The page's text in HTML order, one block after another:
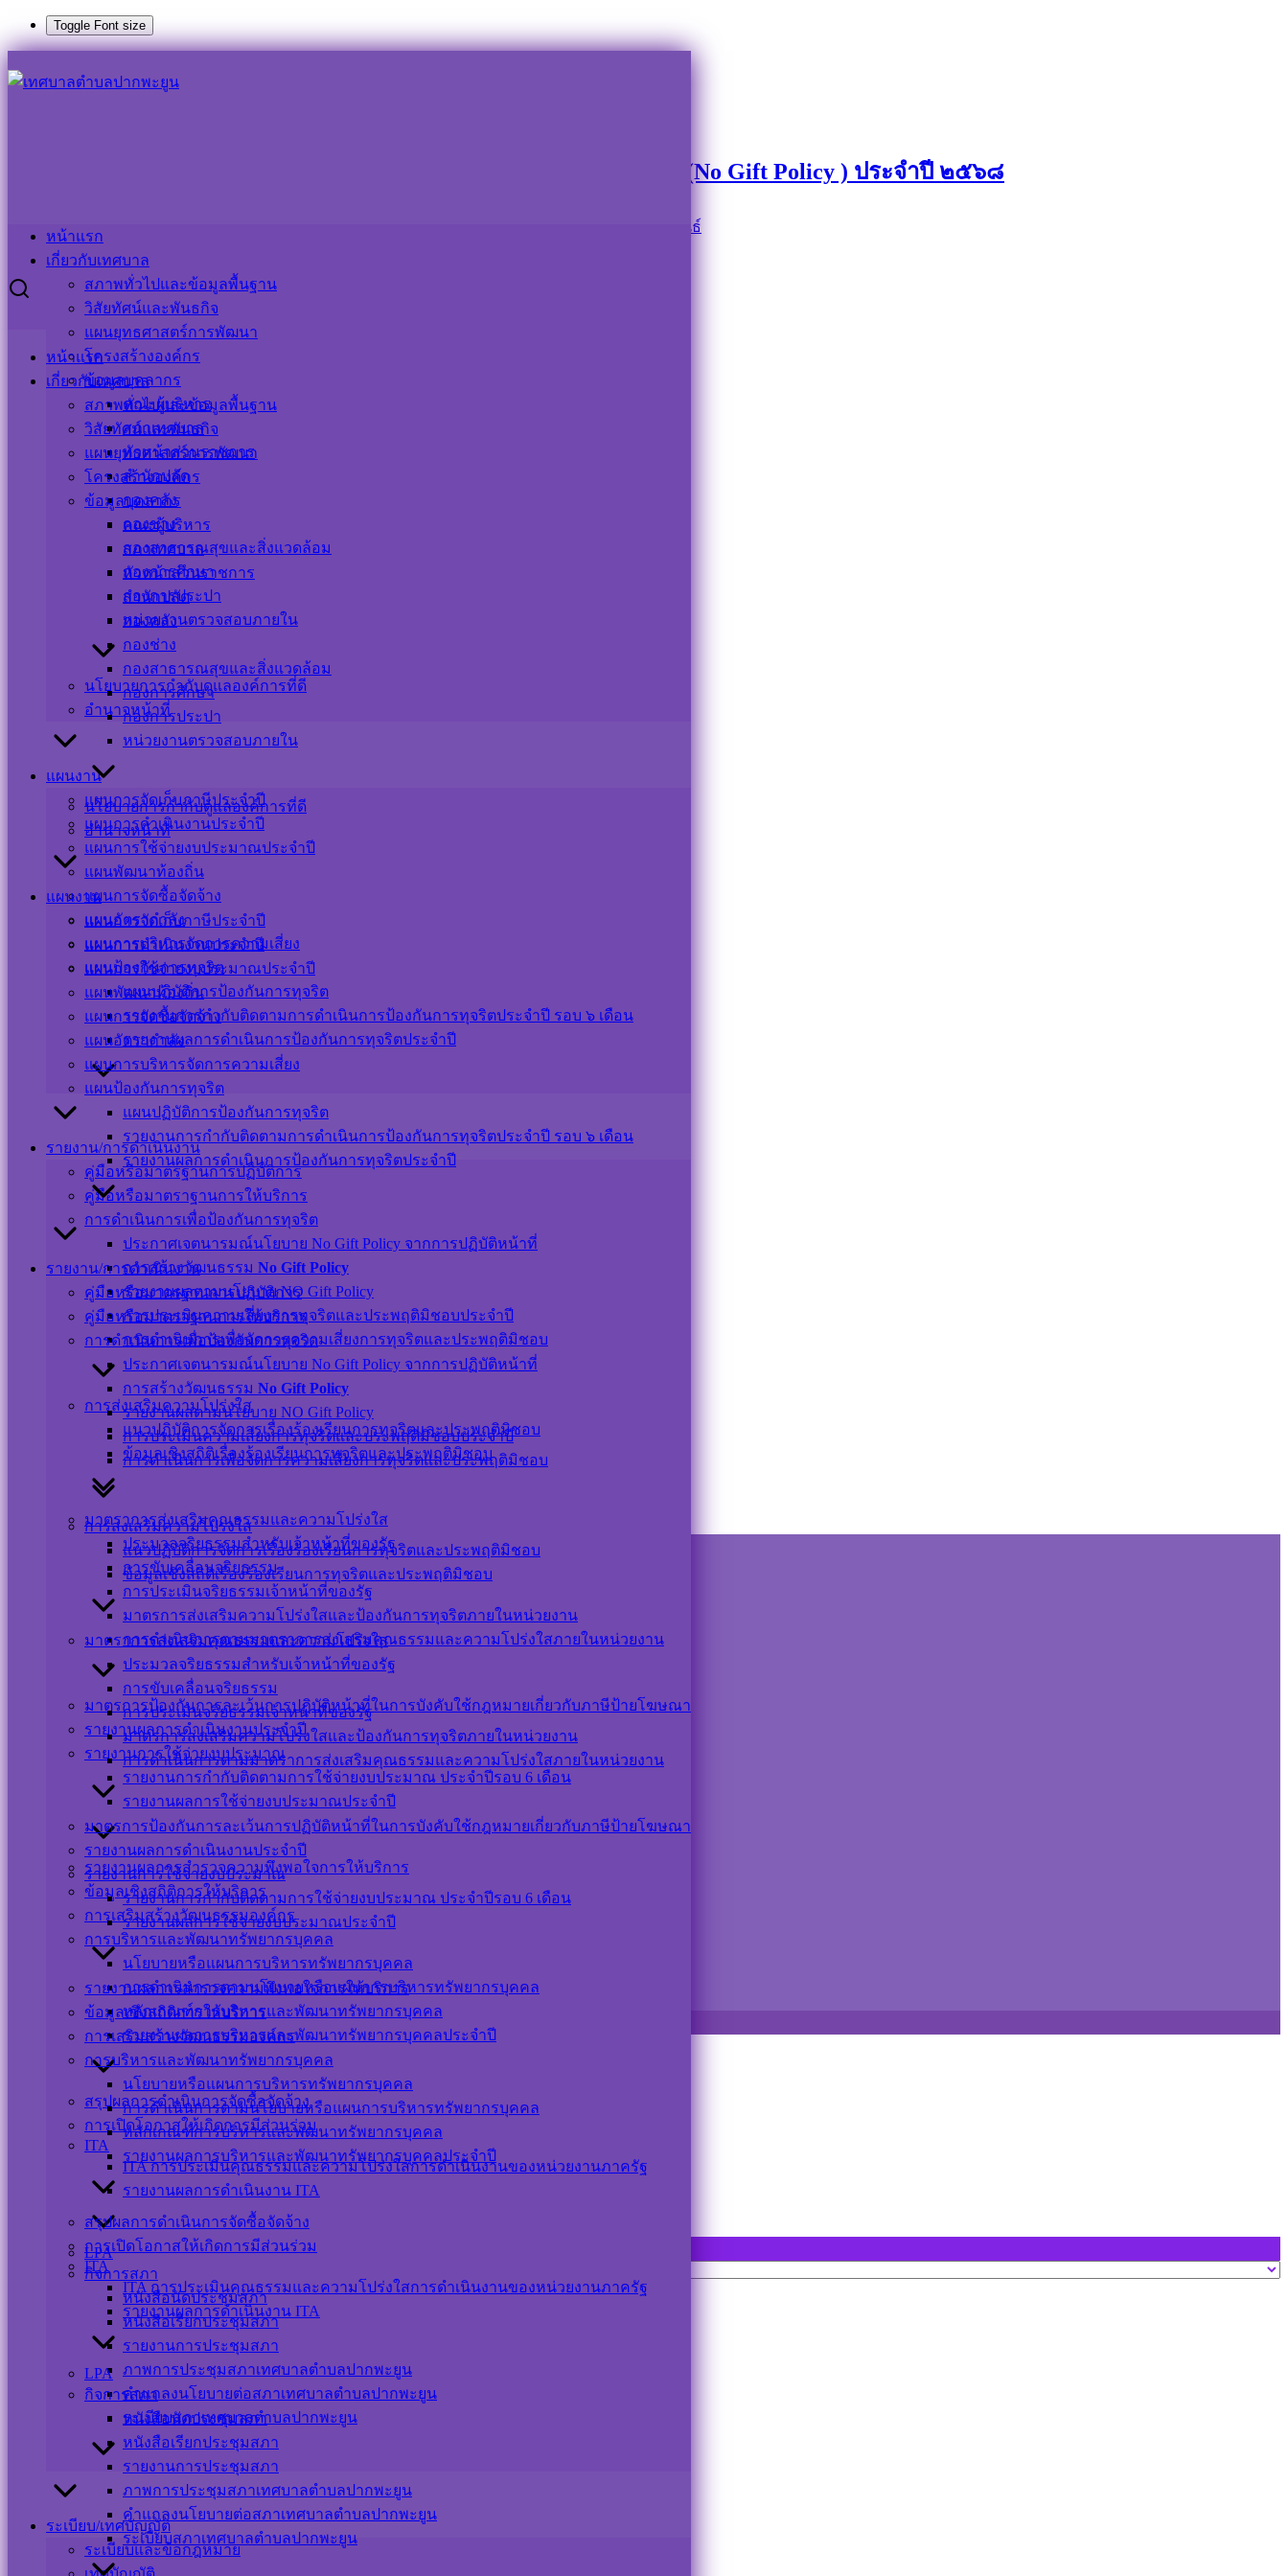
Toggle Font size
Skip
to
หน้าแรก
เกี่ยวกับเทศบาล
สภาพทั่วไปและข้อมูลพื้นฐาน
วิสัยทัศน์และพันธกิจ
แผนยุทธศาสตร์การพัฒนา
โครงสร้างองค์กร
ข้อมูลบุคลากร
คณะผู้บริหาร
สภาเทศบาล
หัวหน้าส่วนราชการ
สำนักปลัด
กองคลัง
กองช่าง
กองสาธารณสุขและสิ่งแวดล้อม
กองการศึกษา
กองการประปา
หน่วยงานตรวจสอบภายใน
นโยบายการกำกับดูแลองค์การที่ดี
อำนาจหน้าที่
แผนงาน
แผนการจัดเก็บภาษีประจำปี
แผนการดำเนินงานประจำปี
แผนการใช้จ่ายงบประมาณประจำปี
แผนพัฒนาท้องถิ่น
แผนการจัดซื้อจัดจ้าง
แผนอัตรากำลัง
แผนการบริหารจัดการความเสี่ยง
แผนป้องกันการทุจริต
แผนปฏิบัติการป้องกันการทุจริต
รายงานการกำกับติดตามการดำเนินการป้องกันการทุจริตประจำปี รอบ ๖ เดือน
รายงานผลการดำเนินการป้องกันการทุจริตประจำปี
รายงาน/การดำเนินงาน
คู่มือหรือมาตรฐานการปฏิบัติการ
คู่มือหรือมาตราฐานการให้บริการ
การดำเนินการเพื่อป้องกันการทุจริต
ประกาศเจตนารมณ์นโยบาย No Gift Policy จากการปฏิบัติหน้าที่
การสร้างวัฒนธรรม No Gift Policy
รายงานผลตามนโยบาย NO Gift Policy
การประเมินความเสี่ยงการทุจริตและประพฤติมิชอบประจำปี
การดำเนินการเพื่อจัดการความเสี่ยงการทุจริตและประพฤติมิชอบ
การส่งเสริมความโปร่งใส
แนวปฏิบัติการจัดการเรื่องร้องเรียนการทุจริตและประพฤติมิชอบ
ข้อมูลเชิงสถิติเรื่องร้องเรียนการทุจริตและประพฤติมิชอบ
มาตราการส่งเสริมคุณธรรมและความโปร่งใส
ประมวลจริยธรรมสำหรับเจ้าหน้าที่ของรัฐ
การขับเคลื่อนจริยธรรม
การประเมินจริยธรรมเจ้าหน้าที่ของรัฐ
มาตรการส่งเสริมความโปร่งใสและป้องกันการทุจริตภายในหน่วยงาน
การดำเนินการตามมาตราการส่งเสริมคุณธรรมและความโปร่งใสภายในหน่วยงาน
มาตรการป้องกันการละเว้นการปฏิบัติหน้าที่ในการบังคับใช้กฎหมายเกี่ยวกับภาษีป้ายโฆษณา
รายงานผลการดำเนินงานประจำปี
รายงานการใช้จ่ายงบประมาณ
รายงานการกำกับติดตามการใช้จ่ายงบประมาณ ประจำปีรอบ 6 เดือน
รายงานผลการใช้จ่ายงบประมาณประจำปี
รายงานผลการสำรวจความพึงพอใจการให้บริการ
ข้อมูลเชิงสถิติการให้บริการ
การเสริมสร้างวัฒนธรรมองค์กร
การบริหารและพัฒนาทรัพยากรบุคคล
นโยบายหรือแผนการบริหารทรัพยากรบุคคล
การดำเนินการตามนโยบายหรือแผนการบริหารทรัพยากรบุคคล
หลักเกณฑ์การบริหารและพัฒนาทรัพยากรบุคคล
รายงานผลการบริหารและพัฒนาทรัพยากรบุคคลประจำปี
สรุปผลการดำเนินการจัดซื้อจัดจ้าง
การเปิดโอกาสให้เกิดการมีส่วนร่วม
ITA
ITA การประเมินคุณธรรมและความโปร่งใสการดำเนินงานของหน่วยงานภาครัฐ
รายงานผลการดำเนินงาน ITA
LPA
กิจการสภา
หนังสือนัดประชุมสภา
หนังสือเรียกประชุมสภา
รายงานการประชุมสภา
ภาพการประชุมสภาเทศบาลตำบลปากพะยูน
คำแถลงนโยบายต่อสภาเทศบาลตำบลปากพะยูน
ระเบียบสภาเทศบาลตำบลปากพะยูน
ระเบียบ/เทศบัญญัติ
ระเบียบและข้อกฎหมาย
หน้าแรก
เกี่ยวกับเทศบาล
สภาพทั่วไปและข้อมูลพื้นฐาน
วิสัยทัศน์และพันธกิจ
แผนยุทธศาสตร์การพัฒนา
โครงสร้างองค์กร
ข้อมูลบุคลากร
คณะผู้บริหาร
สภาเทศบาล
หัวหน้าส่วนราชการ
สำนักปลัด
กองคลัง
กองช่าง
กองสาธารณสุขและสิ่งแวดล้อม
กองการศึกษา
กองการประปา
หน่วยงานตรวจสอบภายใน
นโยบายการกำกับดูแลองค์การที่ดี
อำนาจหน้าที่
แผนงาน
แผนการจัดเก็บภาษีประจำปี
แผนการดำเนินงานประจำปี
แผนการใช้จ่ายงบประมาณประจำปี
แผนพัฒนาท้องถิ่น
แผนการจัดซื้อจัดจ้าง
แผนอัตรากำลัง
แผนการบริหารจัดการความเสี่ยง
แผนป้องกันการทุจริต
แผนปฏิบัติการป้องกันการทุจริต
รายงานการกำกับติดตามการดำเนินการป้องกันการทุจริตประจำปี รอบ ๖ เดือน
รายงานผลการดำเนินการป้องกันการทุจริตประจำปี
รายงาน/การดำเนินงาน
คู่มือหรือมาตรฐานการปฏิบัติการ
คู่มือหรือมาตราฐานการให้บริการ
การดำเนินการเพื่อป้องกันการทุจริต
ประกาศเจตนารมณ์นโยบาย No Gift Policy จากการปฏิบัติหน้าที่
การสร้างวัฒนธรรม No Gift Policy
รายงานผลตามนโยบาย NO Gift Policy
การประเมินความเสี่ยงการทุจริตและประพฤติมิชอบประจำปี
การดำเนินการเพื่อจัดการความเสี่ยงการทุจริตและประพฤติมิชอบ
การส่งเสริมความโปร่งใส
แนวปฏิบัติการจัดการเรื่องร้องเรียนการทุจริตและประพฤติมิชอบ
ข้อมูลเชิงสถิติเรื่องร้องเรียนการทุจริตและประพฤติมิชอบ
มาตราการส่งเสริมคุณธรรมและความโปร่งใส
ประมวลจริยธรรมสำหรับเจ้าหน้าที่ของรัฐ
การขับเคลื่อนจริยธรรม
การประเมินจริยธรรมเจ้าหน้าที่ของรัฐ
มาตรการส่งเสริมความโปร่งใสและป้องกันการทุจริตภายในหน่วยงาน
การดำเนินการตามมาตราการส่งเสริมคุณธรรมและความโปร่งใสภายในหน่วยงาน
มาตรการป้องกันการละเว้นการปฏิบัติหน้าที่ในการบังคับใช้กฎหมายเกี่ยวกับภาษีป้ายโฆษณา
รายงานผลการดำเนินงานประจำปี
รายงานการใช้จ่ายงบประมาณ
รายงานการกำกับติดตามการใช้จ่ายงบประมาณ ประจำปีรอบ 6 เดือน
รายงานผลการใช้จ่ายงบประมาณประจำปี
รายงานผลการสำรวจความพึงพอใจการให้บริการ
ข้อมูลเชิงสถิติการให้บริการ
การเสริมสร้างวัฒนธรรมองค์กร
การบริหารและพัฒนาทรัพยากรบุคคล
นโยบายหรือแผนการบริหารทรัพยากรบุคคล
การดำเนินการตามนโยบายหรือแผนการบริหารทรัพยากรบุคคล
หลักเกณฑ์การบริหารและพัฒนาทรัพยากรบุคคล
รายงานผลการบริหารและพัฒนาทรัพยากรบุคคลประจำปี
สรุปผลการดำเนินการจัดซื้อจัดจ้าง
การเปิดโอกาสให้เกิดการมีส่วนร่วม
ITA
ITA การประเมินคุณธรรมและความโปร่งใสการดำเนินงานของหน่วยงานภาครัฐ
รายงานผลการดำเนินงาน ITA
LPA
กิจการสภา
หนังสือนัดประชุมสภา
หนังสือเรียกประชุมสภา
รายงานการประชุมสภา
ภาพการประชุมสภาเทศบาลตำบลปากพะยูน
คำแถลงนโยบายต่อสภาเทศบาลตำบลปากพะยูน
ระเบียบสภาเทศบาลตำบลปากพะยูน
Search
นโยบายการไม่รับของขวัญและของกำนัลทุกชนิดจากการปฎิบัติหน้าที่ (No Gift Policy ) ประจำปี ๒๕๖๘
13 มกราคม 2025 ข่าวประชาสัมพันธ์
No-gift-policy-2 ดาวน์โหลด
ดาวน์โหลด
Visitor Counter
Users Today : 42
Users This Month : 324
Users This Year : 12093
Total Users : 39423
Who's Online : 0
Your IP Address : 216.73.217.11
Powered ByWPS Visitor Counter
เครือข่ายสังคมออนไลน์
แผนผังเว็บไซต์
นโยบายเว็บไซต์
นโยบายการคุ้มครองข้อมูลส่วนบุคคล และการ
นโยบายการรักษาความมั่นคงปลอดภัยเว็บไซต์
©สงวนลิขสิทธิ์ เทศบาลตำบลปากพะยูน.
ติดต่อ-สอบถาม
Messenger
เปลี่ยนภาษา
Translate